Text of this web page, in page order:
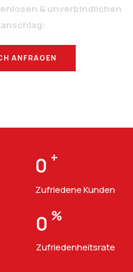
& unverbindlichen
ANFRAGEN
0 +
Zufriedene Kunden
0 %
Zufriedenheitsrate